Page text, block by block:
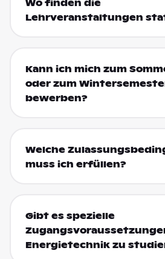
Wo finden die
Lehrveranstaltungen
Kann ich mich zum
oder zum
bewerben?
Welche
muss ich erfüllen?
Gibt es spezielle
Energietechnik zu